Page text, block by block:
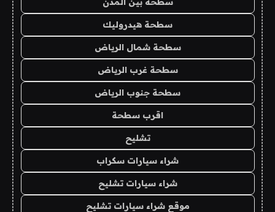
سطحة هيدروليك
سطحة شمال الرياض
سطحة غرب الرياض
سطحة جنوب الرياض
اقرب سطحة
تشليح
شراء سيارات سكراب
شراء سيارات تشليح
موقع شراء سيارات تشليح